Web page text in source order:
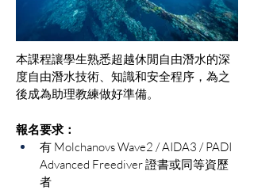
本課程讓學生熟悉超越休閒自由潛水的深
度自由潛水技術、知識和安全程序，為之
後成為助理教練做好準備。
報名要求：
有 Molchanovs Wave2 / AIDA3 / PADI
Advanced Freediver 證書或同等資歷
者